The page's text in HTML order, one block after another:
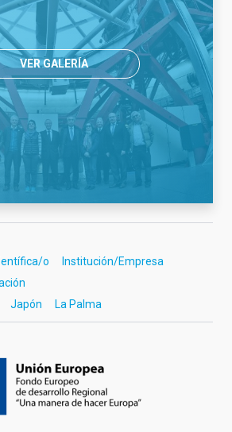
VER GALERÍA
o
Institución/Empresa
Japón La Palma